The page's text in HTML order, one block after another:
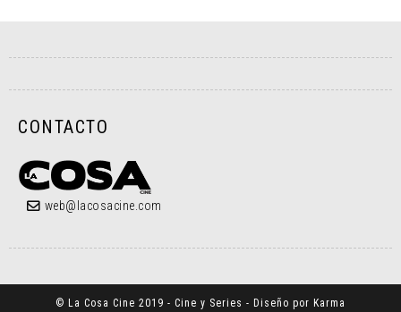
CONTACTO
web@lacosacine.com
© La Cosa Cine 2019 - Cine y Series - Diseño por Karma